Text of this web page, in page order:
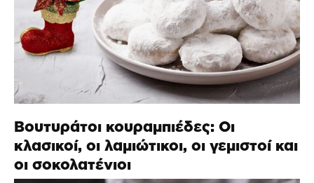
Βουτυράτοι κουραμπιέδες: Οι
κλασικοί, οι λαμιώτικοι, οι γεμιστοί και
οι σοκολατένιοι